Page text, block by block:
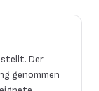
Der
genommen